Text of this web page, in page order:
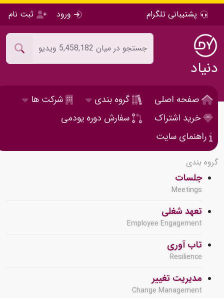
پشتیبانی تلگرام ورود ثبت نام
دنیاد
صفحه اصلی گروه بندی
شرکت ها
خرید اشتراک
سفارش دوره یودمی
راهنمای سایت
گروه بندی
جلسات
Meetings
تعهد شغلی
Employee Engagement
تاب آوری
Resilience
مدیریت تغییر
Change Management